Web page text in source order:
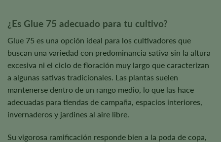
¿Es Glue 75 adecuado para tu cultivo?
Glue 75 es una opción ideal para los cultivadores que
buscan una variedad con predominancia sativa sin la altura
excesiva ni el ciclo de floración muy largo que caracterizan
a algunas sativas tradicionales. Las plantas suelen
mantenerse dentro de un rango medio, lo que las hace
adecuadas para tiendas de campaña, espacios interiores,
invernaderos y jardines al aire libre.
Su vigorosa ramificación responde bien a la poda de copa,